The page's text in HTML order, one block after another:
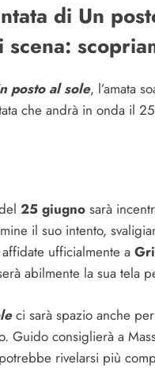
di Un
posto al sole, l’amata
che andrà in onda il
25 giugno sarà
il suo intento,
ufficialmente a
abilmente la sua tela
ci sarà spazio anche
Guido consiglierà a
rivelarsi più